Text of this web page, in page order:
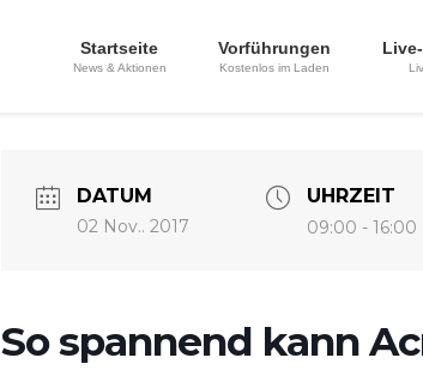
Startseite
News & Aktionen
Vorführungen
Kostenlos im Laden
DATUM
02 Nov.. 2017
UHRZEIT
09:00 - 16:00
So spannend kann